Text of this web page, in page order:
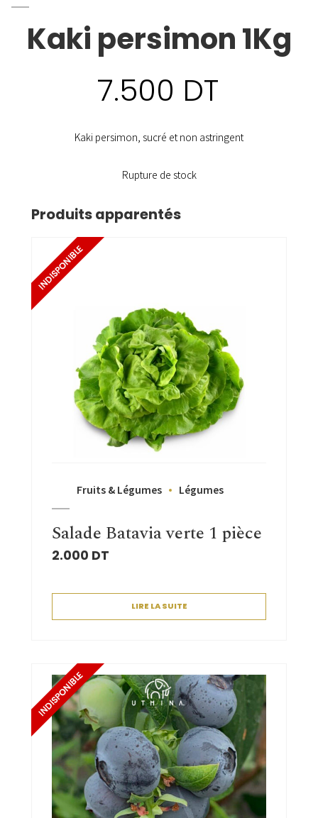
Kaki persimon 1Kg
7.500 DT
Kaki persimon, sucré et non astringent
Rupture de stock
Produits apparentés
Fruits & Légumes Légumes
Salade Batavia verte 1 pièce
2.000 DT
LIRE LA SUITE